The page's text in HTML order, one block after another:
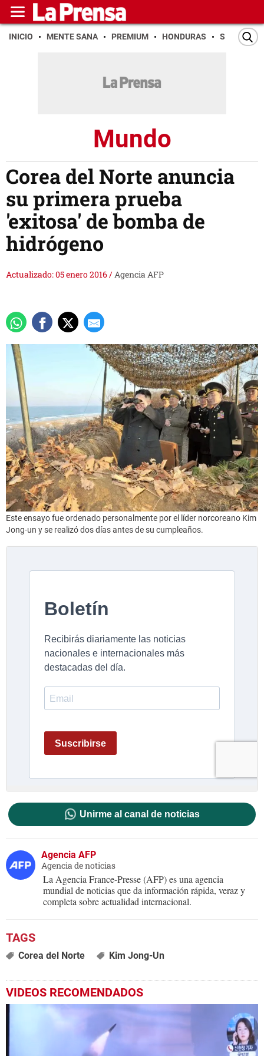
INICIO MENTE SANA PREMIUM HONDURAS SAN PEDRO
Mundo
Corea del Norte anuncia
su primera prueba
'exitosa' de bomba de
hidrógeno
Actualizado: 05 enero 2016/Agencia AFP
Este ensayo fue ordenado personalmente por el líder norcoreano Kim
Jong-un y se realizó dos días antes de su cumpleaños.
Unirme al canal de noticias
Agencia AFP
Agencia de noticias
La Agencia France-Presse (AFP) es una agencia
mundial de noticias que da información rápida, veraz y
completa sobre actualidad internacional.
Corea del Norte Kim Jong-Un
VIDEOS RECOMENDADOS